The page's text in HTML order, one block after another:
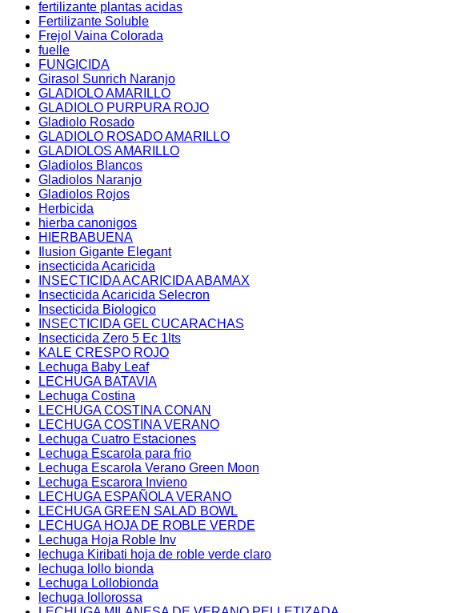
fertilizante plantas acidas
Fertilizante Soluble
Frejol Vaina Colorada
fuelle
FUNGICIDA
Girasol Sunrich Naranjo
GLADIOLO AMARILLO
GLADIOLO PURPURA ROJO
Gladiolo Rosado
GLADIOLO ROSADO AMARILLO
GLADIOLOS AMARILLO
Gladiolos Blancos
Gladiolos Naranjo
Gladiolos Rojos
Herbicida
hierba canonigos
HIERBABUENA
Ilusion Gigante Elegant
insecticida Acaricida
INSECTICIDA ACARICIDA ABAMAX
Insecticida Acaricida Selecron
Insecticida Biologico
INSECTICIDA GEL CUCARACHAS
Insecticida Zero 5 Ec 1lts
KALE CRESPO ROJO
Lechuga Baby Leaf
LECHUGA BATAVIA
Lechuga Costina
LECHUGA COSTINA CONAN
LECHUGA COSTINA VERANO
Lechuga Cuatro Estaciones
Lechuga Escarola para frio
Lechuga Escarola Verano Green Moon
Lechuga Escarora Invieno
LECHUGA ESPAÑOLA VERANO
LECHUGA GREEN SALAD BOWL
LECHUGA HOJA DE ROBLE VERDE
Lechuga Hoja Roble Inv
lechuga Kiribati hoja de roble verde claro
lechuga lollo bionda
Lechuga Lollobionda
lechuga lollorossa